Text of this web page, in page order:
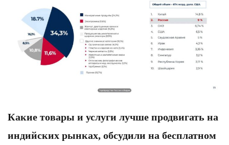
Какие товары и услуги лучше продвигать на
индийских рынках, обсудили на бесплатном